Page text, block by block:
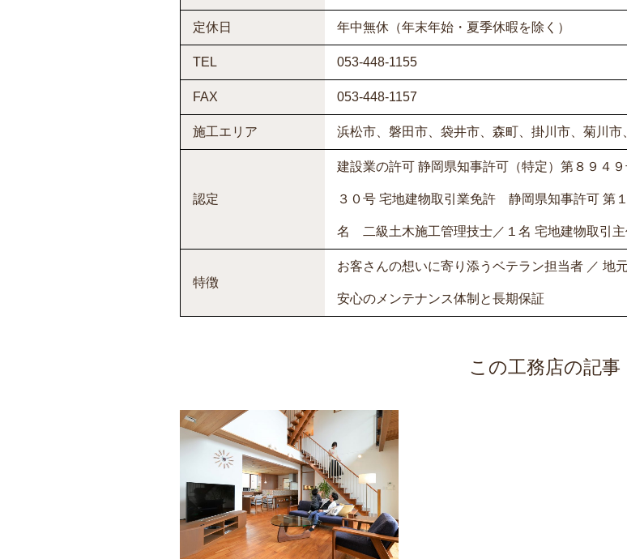
定休日 年中無休（年末年始・夏季休暇を除く）
TEL 053-448-1155
FAX 053-448-1157
施工エリア 浜松市、磐田市、袋井市、森町、掛川市、菊川
認定
建設業の許可 静岡県知事許可（特定）第８９４
３０号 宅地建物取引業免許 静岡県知事許可 第
名 二級土木施工管理技士／１名 宅地建物取引
特徴
お客さんの想いに寄り添うベテラン担当者 ／ 地
安心のメンテナンス体制と長期保証
この工務店の記事